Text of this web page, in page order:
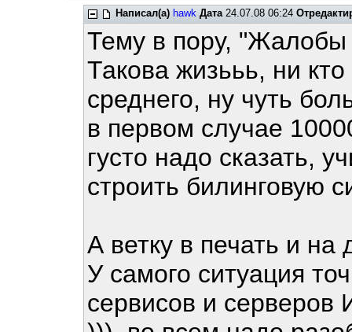
Написал(а) hawk Дата24.07.08 06:24
Тему в пору,
Такова жизььь, ни
среднего, ну чуть
в первом случае
густо надо сказать,
строить билинговую
А ветку в печать и
У самого ситуация
сервисов и